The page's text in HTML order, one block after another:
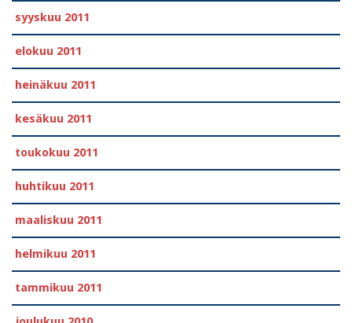
syyskuu 2011
elokuu 2011
heinäkuu 2011
kesäkuu 2011
toukokuu 2011
huhtikuu 2011
maaliskuu 2011
helmikuu 2011
tammikuu 2011